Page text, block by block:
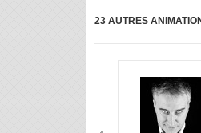
23 AUTRES